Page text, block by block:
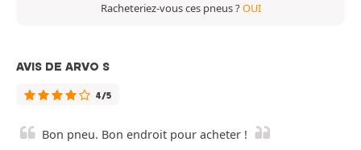
Racheteriez-vous ces pneus ?OUI
AVIS DE ARVO S
4/5
Bon pneu. Bon endroit pour acheter !